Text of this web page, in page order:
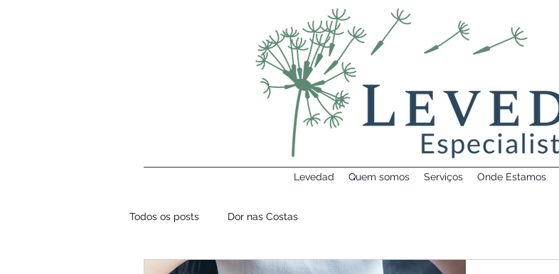
Levedad Quem somos Serviços Onde Estamos
Todos os posts Dor nas Costas